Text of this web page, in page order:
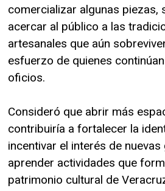
comercializar algunas piezas,
acercar al público a las
artesanales que aún
esfuerzo de quienes
oficios.
Consideró que abrir más
contribuiría a fortalecer la
incentivar el interés de
aprender actividades que
patrimonio cultural de